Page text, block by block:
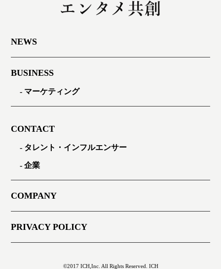
NEWS
BUSINESS
マーケティング
CONTACT
タレント・インフルエンサー
企業
COMPANY
PRIVACY POLICY
©2017 ICH,Inc. All Rights Reserved. ICH